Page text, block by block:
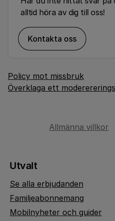
alltid höra av dig till oss!
Kontakta oss
Policy mot missbruk
Överklaga ett
Allmänna villkor
Utvalt
Se alla erbjudanden
Familjeabonnemang
Mobilnyheter och guider